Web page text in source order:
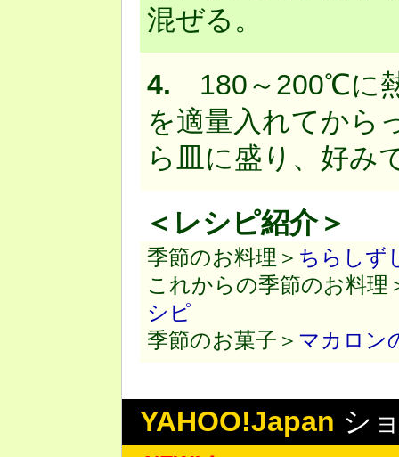
混ぜる。
4. 180～200℃に
を適量入れてから
ら皿に盛り、好み
＜レシピ紹介＞
季節のお料理＞ ちらしず
これからの季節のお料理
シピ
季節のお菓子＞ マカロン
YAHOO!Japan シ